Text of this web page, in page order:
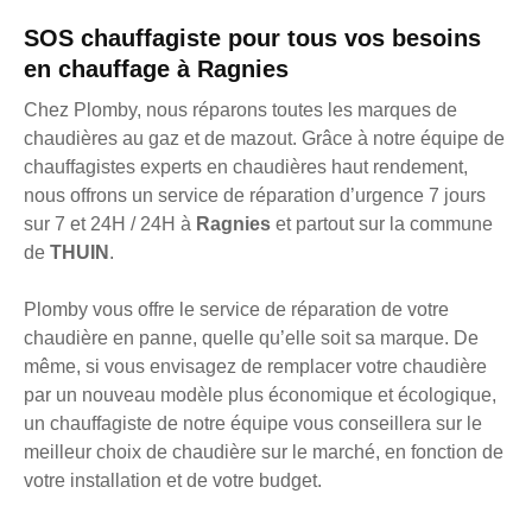
SOS chauffagiste pour tous vos besoins
en chauffage à Ragnies
Chez Plomby, nous réparons toutes les marques de
chaudières au gaz et de mazout. Grâce à notre équipe de
chauffagistes experts en chaudières haut rendement,
nous offrons un service de réparation d’urgence 7 jours
sur 7 et 24H / 24H à Ragnies et partout sur la commune
de THUIN .
Plomby vous offre le service de réparation de votre
chaudière en panne, quelle qu’elle soit sa marque. De
même, si vous envisagez de remplacer votre chaudière
par un nouveau modèle plus économique et écologique,
un chauffagiste de notre équipe vous conseillera sur le
meilleur choix de chaudière sur le marché, en fonction de
votre installation et de votre budget.